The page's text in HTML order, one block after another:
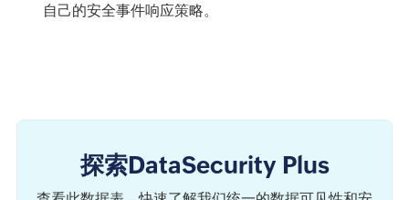
自己的安全事件响应策略。
探索DataSecurity Plus